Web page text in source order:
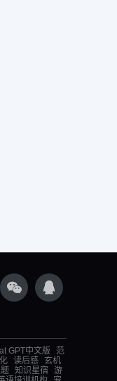
GPT中文版
范
读后感 玄机
题 知识星宿
游